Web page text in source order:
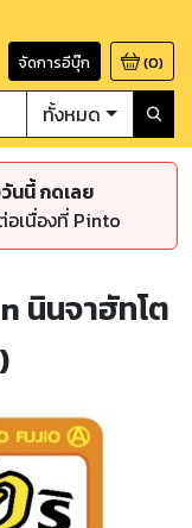
จัดการอีบุ๊ก (0)
ทั้งหมด
นนี้ กดเลย
เนื่องที่ Pinto
นินจาฮัทโต